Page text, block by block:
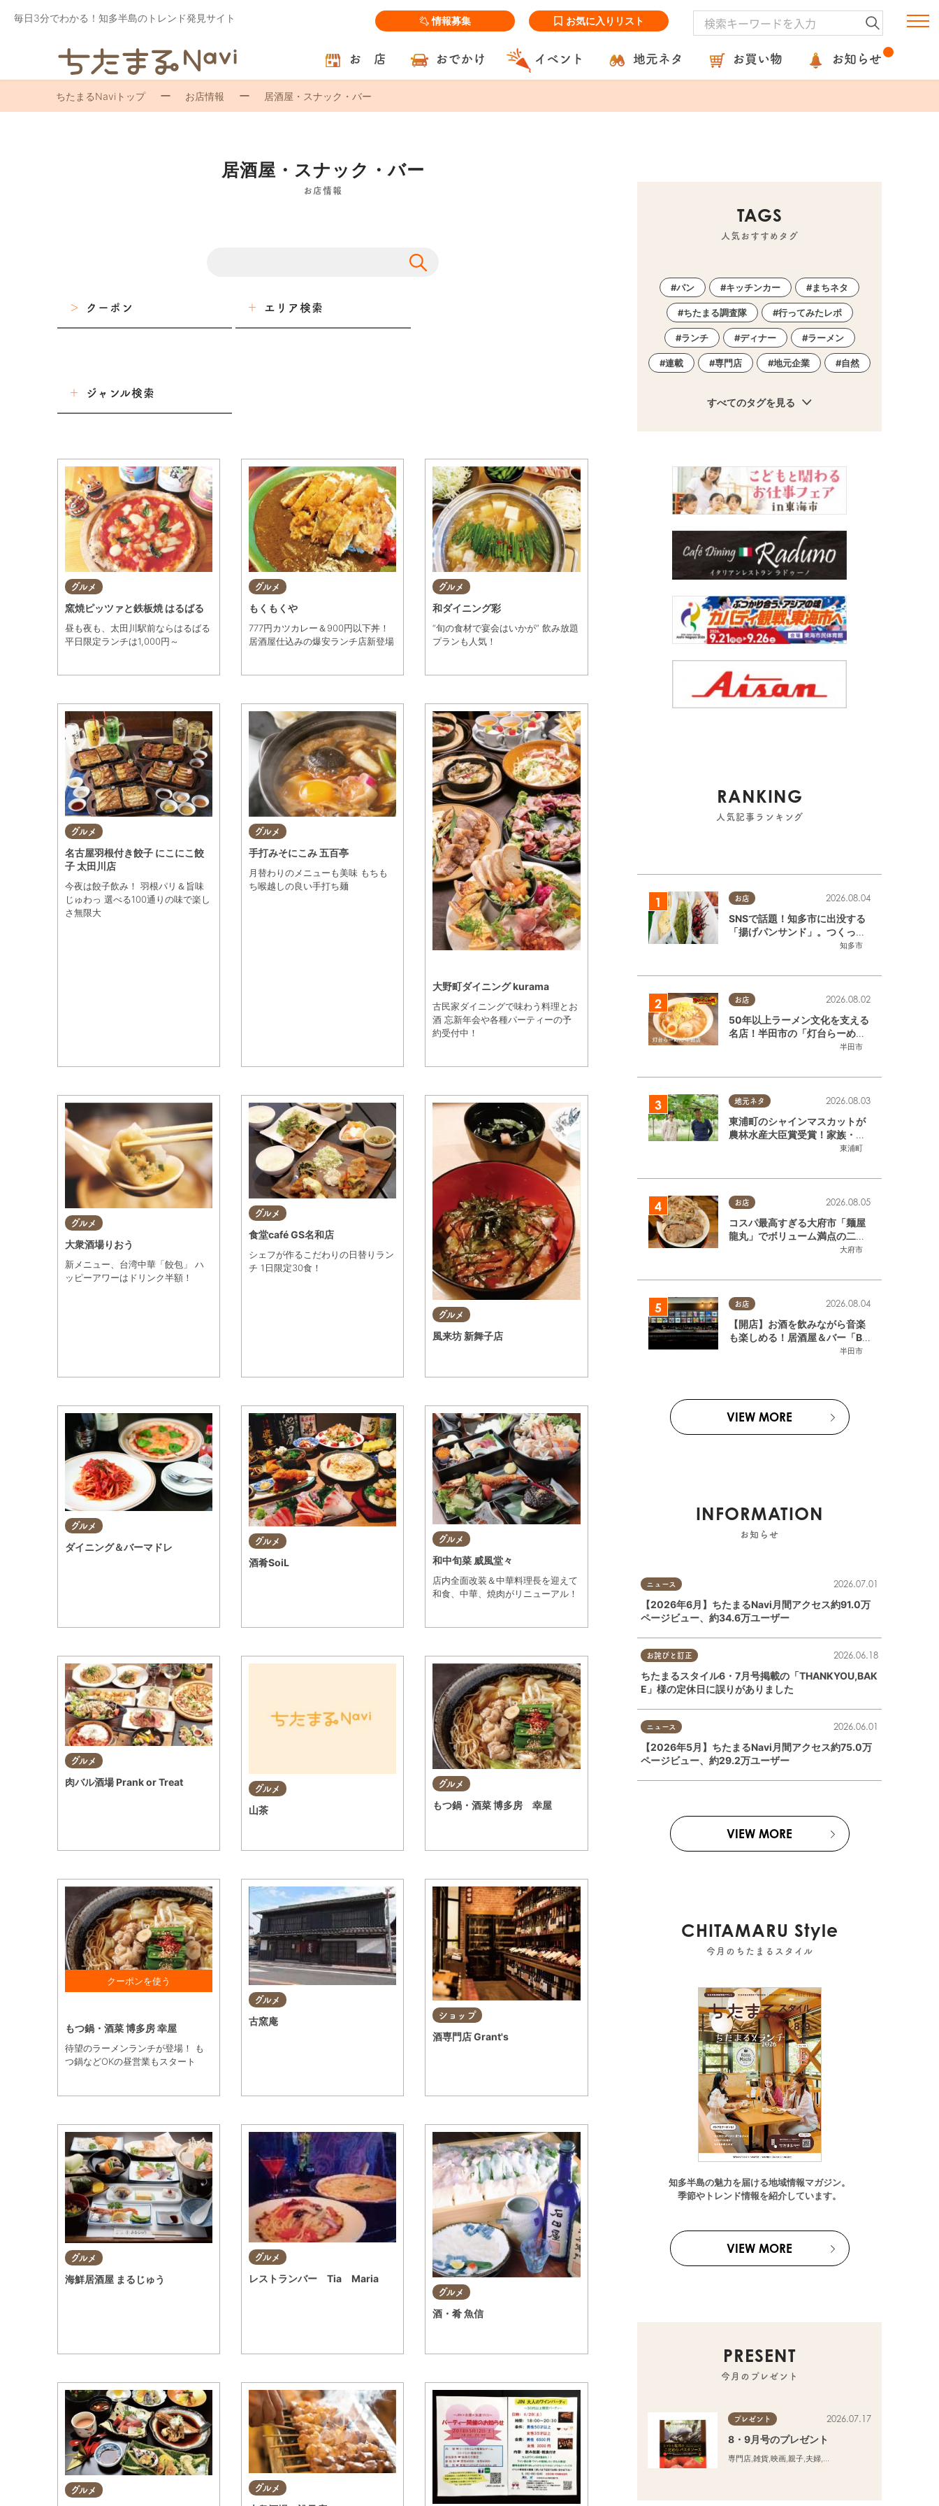
毎日3分でわかる！知多半島のトレンド発見サイト 情報募集 お気に入りリスト
お 店 おでかけ イベント 地元ネタ お買い物 お知らせ
ちたまるNaviトップ お店情報 居酒屋・スナック・バー
居酒屋・スナック・バー
お店情報
クーポン エリア検索
阿久比町
常滑市
半田市
武豊町
美浜町
ジャンル検索
美容・健康
ショップ
住まい・暮らし
習い事・趣味
宿泊
遊ぶ・楽しむ
グルメ
窯焼ピッツァと鉄板焼 はるばる
昼も夜も、太田川駅前ならはるばる
平日限定ランチは1,000円～
グルメ
もくもくや
777円カツカレー＆900円以下丼！
居酒屋仕込みの爆安ランチ店新登場
グルメ
和ダイニング彩
“旬の食材で宴会はいかが” 飲み放題
プランも人気！
グルメ
名古屋羽根付き餃子 にこにこ餃
子 太田川店
今夜は餃子飲み！ 羽根パリ＆旨味
じゅわっ 選べる100通りの味で楽し
さ無限大
グルメ
手打みそにこみ 五百亭
月替わりのメニューも美味 もちも
ち喉越しの良い手打ち麺
大野町ダイニング kurama
古民家ダイニングで味わう料理とお
酒 忘新年会や各種パーティーの予
約受付中！
グルメ
大衆酒場りおう
新メニュー、台湾中華「餃包」 ハ
ッピーアワーはドリンク半額！
グルメ
食堂café GS名和店
シェフが作るこだわりの日替りラン
チ 1日限定30食！
グルメ
風来坊 新舞子店
グルメ
ダイニング＆バーマドレ グルメ
酒肴SoiL
グルメ
和中旬菜 威風堂々
店内全面改装＆中華料理長を迎えて
和食、中華、焼肉がリニューアル！
グルメ
肉バル酒場 Prank or Treat
グルメ
山茶
グルメ
もつ鍋・酒菜 博多房 幸屋
グループ利用OK
もつ鍋・酒菜 博多房 幸屋
待望のラーメンランチが登場！ も
つ鍋などOKの昼営業もスタート
グルメ
古窯庵 ショップ
酒専門店 Grant's
グルメ
海鮮居酒屋 まるじゅう
グルメ
レストランバー Tia Maria
グルメ
酒・肴 魚信
グルメ グルメ
TAGS
人気おすすめタグ
パン キッチンカー まちネタ
ちたまる調査隊 行ってみたレポ
ランチ ディナー ラーメン
連載 専門店 地元企業 自然
すべてのタグを見る
RANKING
人気記事ランキング
お店
知多市
2026.08.04
SNSで話題！知多市に出没する
「揚げパンサンド」。つくって
いるのはお祭りお兄さん!?【ち
お店
半田市
2026.08.02
50年以上ラーメン文化を支える
名店！半田市の「灯台らーめん
半田店」へ【熱血ラーメン伝 8
地元ネタ
東浦町
2026.08.03
東浦町のシャインマスカットが
農林水産大臣賞受賞！家族・仲
間と歩んだ「水野農園」ブドウ
お店
大府市
2026.08.05
コスパ最高すぎる大府市「麺屋
龍丸」でボリューム満点の二郎
系ラーメンを堪能してきた
お店
半田市
2026.08.04
【開店】お酒を飲みながら音楽
も楽しめる！居酒屋＆バー「BL
OOMY (ブルーミー)」が7/3
VIEW MORE
INFORMATION
お知らせ
ニュース 2026.07.01
【2026年6月】ちたまるNavi月間アクセス約91.0万
ページビュー、約34.6万ユーザー
お詫びと訂正 2026.06.18
ちたまるスタイル6・7月号掲載の「THANKYOU,BAK
E」様の定休日に誤りがありました
ニュース 2026.06.01
【2026年5月】ちたまるNavi月間アクセス約75.0万
ページビュー、約29.2万ユーザー
VIEW MORE
CHITAMARU Style
今月のちたまるスタイル
知多半島の魅力を届ける地域情報マガジン。
季節やトレンド情報を紹介しています。
VIEW MORE
PRESENT
今月のプレゼント
プレゼント 2026.07.17
8・9月号のプレゼント
専門店,雑貨,映画,親子,夫婦,家族